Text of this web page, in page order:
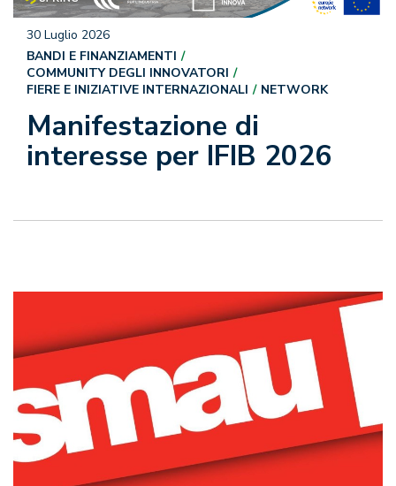
Manifestazione di
interesse per IFIB 2026
30 Luglio 2026
BANDI E FINANZIAMENTI
COMMUNITY DEGLI INNOVATORI
FIERE E INIZIATIVE INTERNAZIONALI
NETWORK